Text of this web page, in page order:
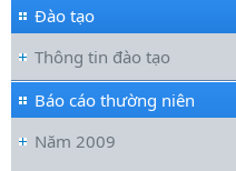
Đào tạo
Thông tin đào tạo
Báo cáo thường niên
Năm 2009
Đoàn cán bộ Viện Văn